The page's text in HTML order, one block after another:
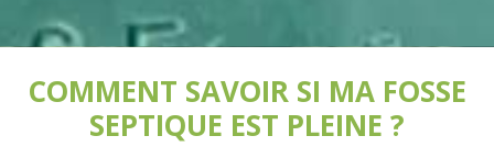
COMMENT SAVOIR SI MA FOSSE
SEPTIQUE EST PLEINE ?